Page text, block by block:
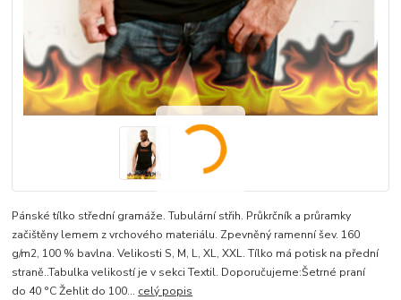
Pánské tílko střední gramáže. Tubulární střih. Průkrčník a průramky
začištěny lemem z vrchového materiálu. Zpevněný ramenní šev. 160
g/m2, 100 % bavlna. Velikosti S, M, L, XL, XXL. Tílko má potisk na přední
straně..Tabulka velikostí je v sekci Textil. Doporučujeme:Šetrné praní
do 40 °C Žehlit do 100... celý popis